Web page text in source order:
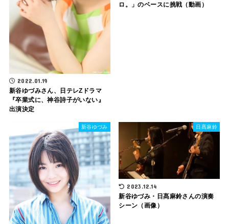
2022.01.19
新谷ゆづみさん、日テレZドラマ
『卒業式に、神谷詩子がいない』
出演決定
ロ。」のベースに挑戦（動画）
新谷ゆづみ 日髙麻鈴
2023.12.14
新谷ゆづみ・日髙麻鈴さんの演奏
シーン（画像）